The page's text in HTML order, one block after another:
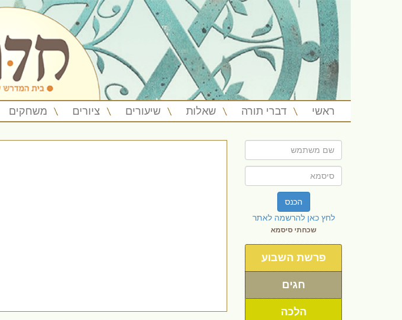
ראשי דברי תורה שאלות שיעורים ציורים משחקים
הכנס
לחץ כאן להרשמה לאתר
שכחתי סיסמא
פרשת השבוע
חגים
הלכה